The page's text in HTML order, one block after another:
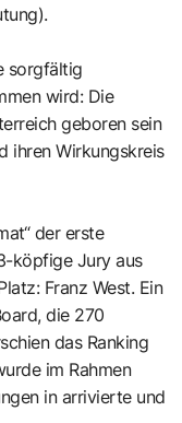
sorgfältig
wird: Die
geboren sein
ihren Wirkungskreis
der erste
köpfige Jury aus
Franz West. Ein
die 270
das Ranking
im Rahmen
in arrivierte und